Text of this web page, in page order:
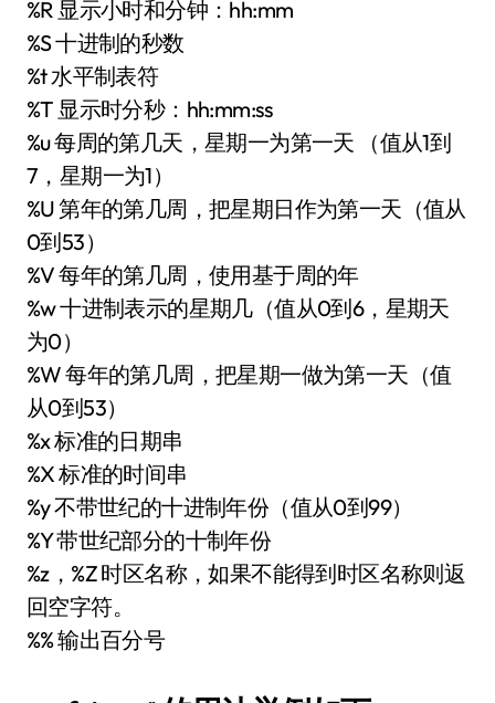
%R 显示小时和分钟：hh:mm
%S 十进制的秒数
%t 水平制表符
%T 显示时分秒：hh:mm:ss
%u 每周的第几天，星期一为第一天 （值从1到
7，星期一为1）
%U 第年的第几周，把星期日作为第一天（值从
0到53）
%V 每年的第几周，使用基于周的年
%w 十进制表示的星期几（值从0到6，星期天
为0）
%W 每年的第几周，把星期一做为第一天（值
从0到53）
%x 标准的日期串
%X 标准的时间串
%y 不带世纪的十进制年份（值从0到99）
%Y 带世纪部分的十制年份
%z，%Z 时区名称，如果不能得到时区名称则返
回空字符。
%% 输出百分号